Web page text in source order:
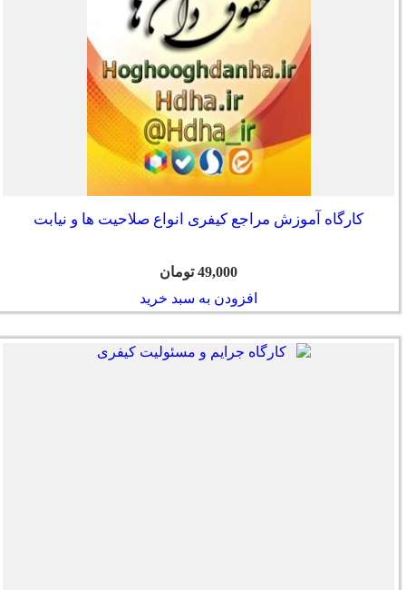
کارگاه آموزش مراجع کیفری انواع صلاحیت ها و نیابت
49,000 تومان
افزودن به سبد خرید